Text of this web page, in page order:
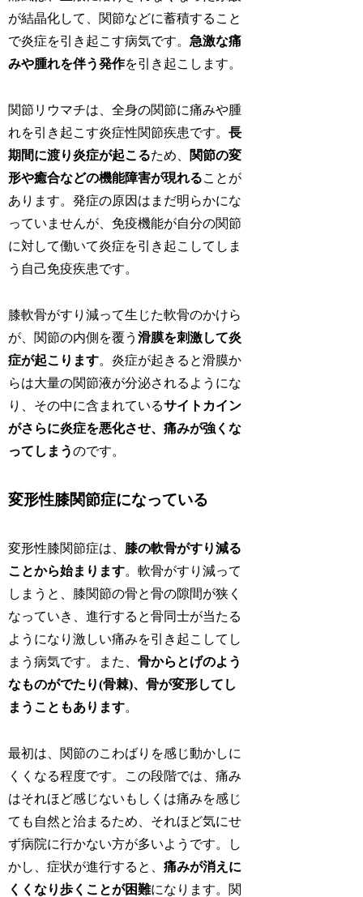
が結晶化して、関節などに蓄積すること
で炎症を引き起こす病気です。急激な痛
みや腫れを伴う発作を引き起こします。
関節リウマチは、全身の関節に痛みや腫
れを引き起こす炎症性関節疾患です。長
期間に渡り炎症が起こるため、
関節の変
形や癒合などの機能障害が現れることが
あります。発症の原因はまだ明らかにな
っていませんが、免疫機能が自分の関節
に対して働いて炎症を引き起こしてしま
う自己免疫疾患です。
膝軟骨がすり減って生じた軟骨のかけら
が、関節の内側を覆う滑膜を刺激して炎
症が起こります。炎症が起きると滑膜か
らは大量の関節液が分泌されるようにな
り、その中に含まれているサイトカイン
がさらに炎症を悪化させ、痛みが強くな
ってしまうのです。
変形性膝関節症になっている
変形性膝関節症は、 膝の軟骨がすり減る
ことから始まります。軟骨がすり減って
しまうと、膝関節の骨と骨の隙間が狭く
なっていき、進行すると骨同士が当たる
ようになり激しい痛みを引き起こしてし
まう病気です。また、骨からとげのよう
なものがでたり(骨棘)、骨が変形してし
まうこともあります。
最初は、関節のこわばりを感じ動かしに
くくなる程度です。この段階では、痛み
はそれほど感じないもしくは痛みを感じ
ても自然と治まるため、それほど気にせ
ず病院に行かない方が多いようです。し
かし、症状が進行すると、痛みが消えに
くくなり歩くことが困難になります。関